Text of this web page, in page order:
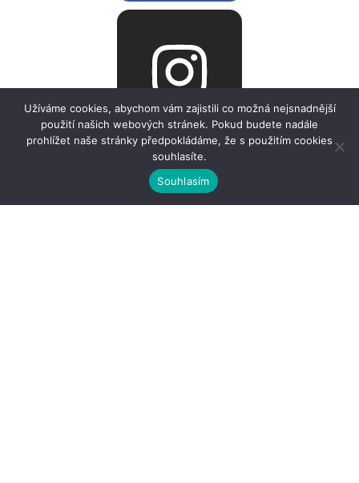
Užíváme cookies, abychom vám zajistili co možná nejsnadnější
použití našich webových stránek. Pokud budete nadále
prohlížet naše stránky předpokládáme, že s použitím cookies
souhlasíte.
Souhlasím